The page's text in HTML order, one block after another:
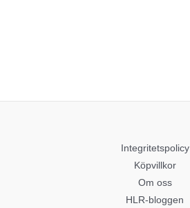
Integritetspolicy
Köpvillkor
Om oss
HLR-bloggen